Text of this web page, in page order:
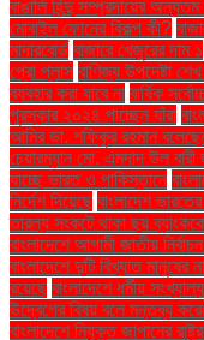
বাঙালি হিন্দু সম্প্রদায়ের
মোবাইল ফোনের বিকল্প কী?
মাদারবোর্ড বাজারে খেজুরের দাম ১
প্রো প্লাস বাণিজ্য উপদেষ্টা
ব্যবহার করা যাবে না বার্ষিক
পুরস্কার ২০২৪ পাচ্ছেন যাঁরা
আমির ডা. শফিকুর রহমান
চেয়ারম্যান মো. এমদাদ উল বারী
যাচ্ছে ভারত ও পাকিস্তানে
নির্দেশ দিয়েছে বাংলাদেশ
তারল্য সংকটে থাকা ছয়
বাংলাদেশে আগামী জাতীয়
বাংলাদেশে দুটি বিখ্যাত
রয়েছে বাংলাদেশে ধর্মীয়
উদ্বেগের বিষয় বলে মন্তব্য
বাংলাদেশে নিযুক্ত জাপানের